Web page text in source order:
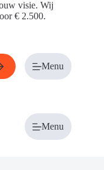
visie. Wij
€ 2.500.
Over ons
Menu
Menu